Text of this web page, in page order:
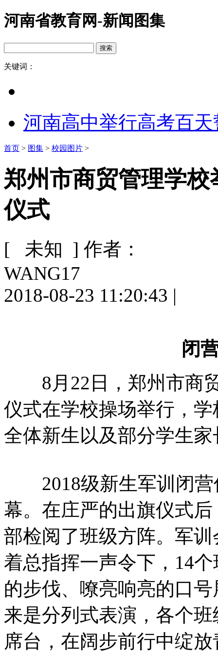
河南省教育网-新闻图集
关键词：
河南高中举行高考百
首页 > 图集 > 校园图片 >
郑州市商贸管理学校
仪式
[ 未知 ] 作者：
WANG17
2018-08-23 11:20:43 |
闭
8月22日，郑州市商贸
仪式在学校操场举行，
全体新生以及部分学生
2018级新生军训闭营
幕。在庄严的出旗仪式
部检阅了班级方阵。军
着总指挥一声令下，14
的步伐、嘹亮响亮的口
来是分列式表演，各个
席台，在阔步前行中绽